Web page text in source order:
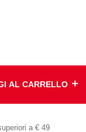
AL CARRELLO add
a € 49